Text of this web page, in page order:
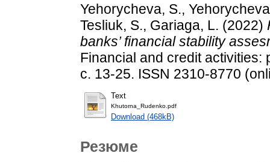
Yehorycheva, S.,
Tesliuk, S., Gariaga, L. (2022)
banks’ financial stability
Financial and credit
с. 13-25. ISSN 2310-8770
Text
Khutorna_Rudenko.pdf
Download (468kB)
Резюме